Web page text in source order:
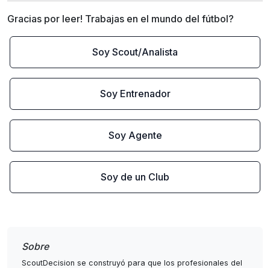
Gracias por leer! Trabajas en el mundo del fútbol?
Soy Scout/Analista
Soy Entrenador
Soy Agente
Soy de un Club
Sobre
ScoutDecision se construyó para que los profesionales del